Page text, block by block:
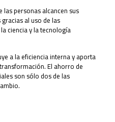
las personas alcancen sus
al uso de las
ciencia y la tecnología
a la eficiencia interna y aporta
El ahorro de
son sólo dos de las